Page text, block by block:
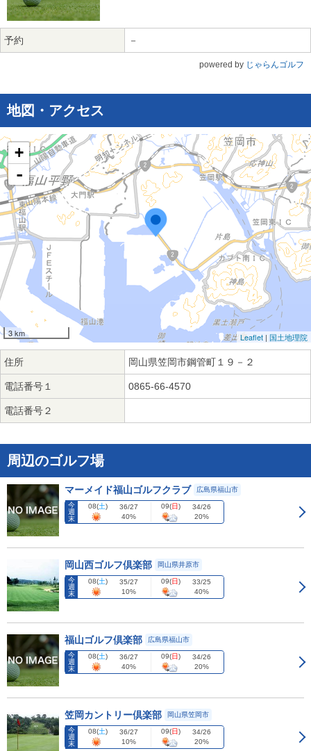
予約 －
powered by じゃらんゴルフ
地図・アクセス
+
-
3 km Leaflet | 国土地理院
住所 岡山県笠岡市鋼管町１９－２
電話番号１ 0865-66-4570
電話番号２
周辺のゴルフ場
マーメイド福山ゴルフクラブ
広島県福山市
今
週
末
08(土)
36/27
40%
09(日)
34/26
20%
岡山西ゴルフ倶楽部
岡山県井原市
今
週
末
08(土)
35/27
10%
09(日)
33/25
40%
福山ゴルフ倶楽部
広島県福山市
今
週
末
08(土)
36/27
40%
09(日)
34/26
20%
笠岡カントリー倶楽部
岡山県笠岡市
今
週
末
08(土)
36/27
10%
09(日)
34/26
20%